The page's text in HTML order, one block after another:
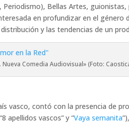
Periodismo), Bellas Artes,
en profundizar en el género
y las tendencias de un
Comedia Audiovisual» (Foto:
vasco, contó con la presencia de
apellidos vascos” y “Vaya semanita